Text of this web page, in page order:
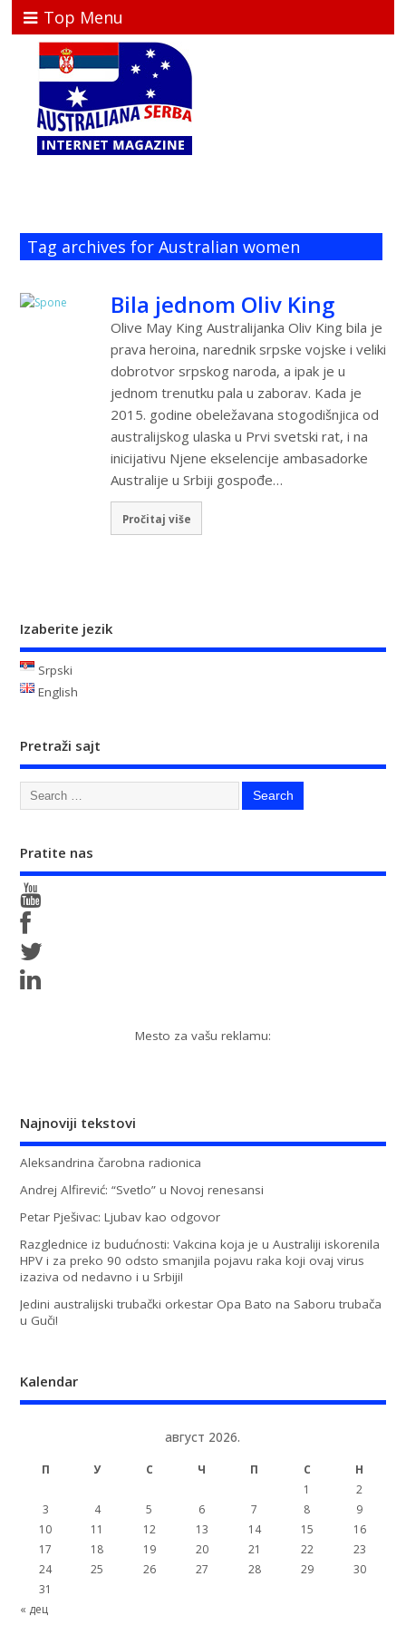
Top Menu
Tag archives for Australian women
Bila jednom Oliv King
Olive May King Australijanka Oliv King bila je
prava heroina, narednik srpske vojske i veliki
dobrotvor srpskog naroda, a ipak je u
jednom trenutku pala u zaborav. Kada je
2015. godine obeležavana stogodišnjica od
australijskog ulaska u Prvi svetski rat, i na
inicijativu Njene ekselencije ambasadorke
Australije u Srbiji gospođe…
Pročitaj više
Izaberite jezik
Srpski
English
Pretraži sajt
Pratite nas
Mesto za vašu reklamu:
Najnoviji tekstovi
Aleksandrina čarobna radionica
Andrej Alfirević: “Svetlo” u Novoj renesansi
Petar Pješivac: Ljubav kao odgovor
Razglednice iz budućnosti: Vakcina koja je u Australiji iskorenila
HPV i za preko 90 odsto smanjila pojavu raka koji ovaj virus
izaziva od nedavno i u Srbiji!
Jedini australijski trubački orkestar Opa Bato na Saboru trubača
u Guči!
Kalendar
август 2026.
П У С Ч П С
Н
1
2
3
4 5 6 7 8
9
10
11 12 13 14 15
16
17
18 19 20 21 22
23
24
25 26 27 28 29
30
31
« дец